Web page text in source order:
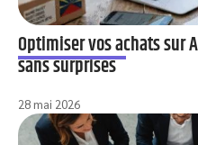
Optimiser vos achats sur
sans surprises
28 mai 2026